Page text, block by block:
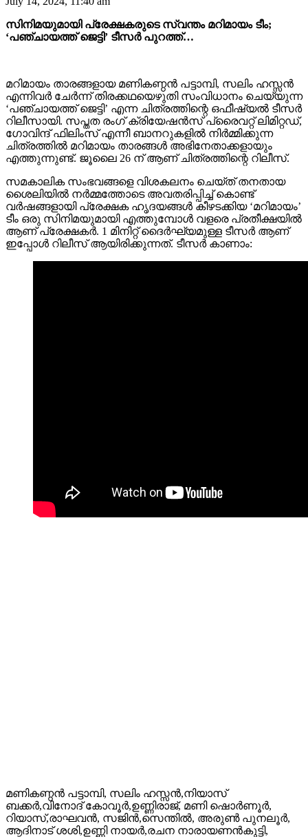
സിനിമയുമായി പ്രേക്ഷകരുടെ സ്വന്തം മറിമായം ടീം;
‘പഞ്ചായത്ത് ജെട്ടി’ ടീസർ പുറത്ത്…
മറിമായം താരങ്ങളായ മണികണ്ഠൻ പട്ടാമ്പി, സലിം ഹസ്സൻ
എന്നിവർ ചേർന്ന് തിരക്കഥയെഴുതി സംവിധാനം ചെയ്യുന്ന
‘പഞ്ചായത്ത് ജെട്ടി’ എന്ന ചിത്രത്തിന്റെ ഒഫീഷ്യൽ ടീസർ
റിലീസായി. സപ്തത രംഗ് ക്രിയേഷൻസ് പ്രൈവറ്റ് ലിമിറ്റഡ്,
ഗോവിന്ദ് ഫിലിംസ് എന്നീ ബാനറുകളിൽ നിർമ്മിക്കുന്ന
ചിത്രത്തിൽ മറിമായം താരങ്ങൾ അഭിനേതാക്കളായും
എത്തുന്നുണ്ട്. ജൂലൈ 26 ന് ആണ് ചിത്രത്തിന്റെ റിലീസ്.
സമകാലിക സംഭവങ്ങളെ വിശകലനം ചെയ്ത് തനതായ
ശൈലിയിൽ നർമ്മത്തോടെ അവതരിപ്പിച്ച് കൊണ്ട്
വർഷങ്ങളായി പ്രേക്ഷക ഹൃദയങ്ങൾ കീഴടക്കിയ ‘മറിമായം’
ടീം ഒരു സിനിമയുമായി എത്തുമ്പോൾ വളരെ പ്രതീക്ഷയിൽ
ആണ് പ്രേക്ഷകർ. 1 മിനിറ്റ് ദൈർഘ്യമുള്ള ടീസർ ആണ്
ഇപ്പോൾ റിലീസ് ആയിരിക്കുന്നത്. ടീസർ കാണാം:
മണികണ്ഠൻ പട്ടാമ്പി, സലിം ഹസ്സൻ,നിയാസ്
ബക്കർ,വിനോദ് കോവൂർ,ഉണ്ണിരാജ്, മണി ഷൊർണൂർ,
റിയാസ്,രാഘവൻ, സജിൻ,സെന്തിൽ, അരുൺ പുനലൂർ,
ആദിനാട് ശശി,ഉണ്ണി നായർ,രചന നാരായണൻകുട്ടി,